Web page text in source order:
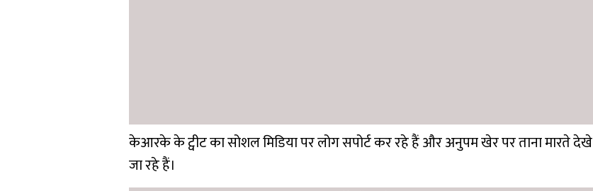
केआरके के ट्वीट का सोशल मिडिया पर लोग सपोर्ट कर रहे हैं और अनुपम खेर पर ताना मारते देखे
जा रहे हैं।